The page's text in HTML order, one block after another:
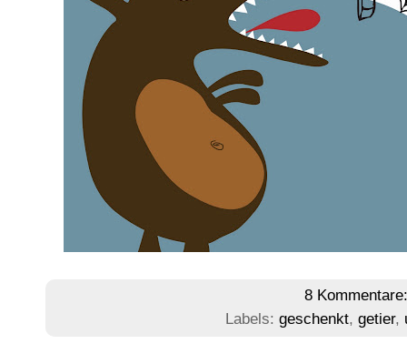
8
Labels:geschenkt,getier,